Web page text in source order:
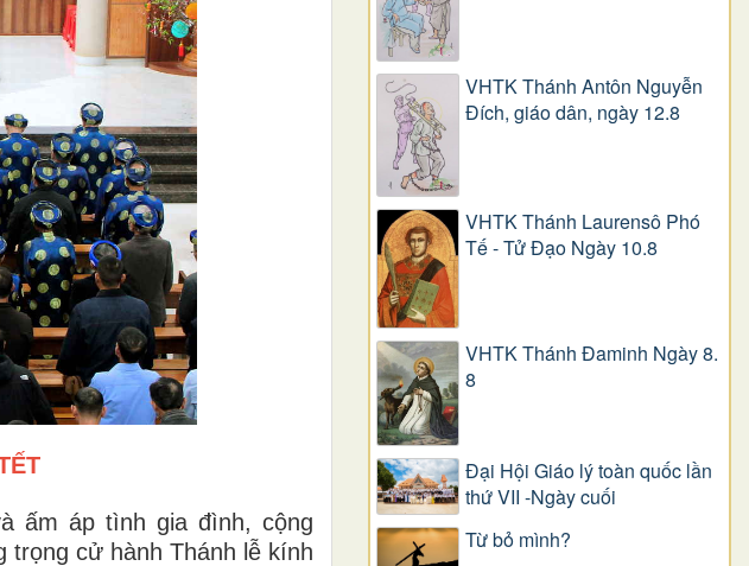
ấm áp tình gia đình, cộng
cử hành Thánh lễ kính
VHTK Thánh Antôn Nguyễn
Ðích, giáo dân, ngày 12.8
VHTK Thánh Laurensô Phó
Tế - Tử Đạo Ngày 10.8
VHTK Thánh Đaminh Ngày 8.
8
Đại Hội Giáo lý toàn quốc lần
thứ VII -Ngày cuối
Từ bỏ mình?